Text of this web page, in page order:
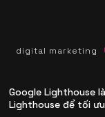
digital marketing
Google Lighthouse
Lighthouse để tối